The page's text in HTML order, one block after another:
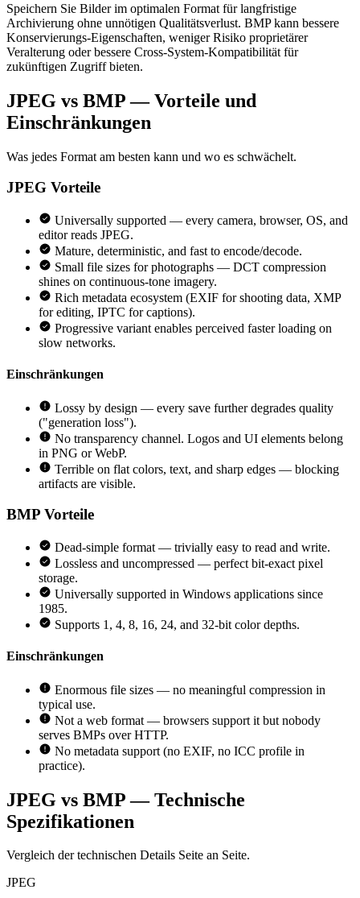
Speichern Sie Bilder im optimalen Format für langfristige
Archivierung ohne unnötigen Qualitätsverlust. BMP kann bessere
Konservierungs-Eigenschaften, weniger Risiko proprietärer
Veralterung oder bessere Cross-System-Kompatibilität für
zukünftigen Zugriff bieten.
JPEG vs BMP — Vorteile und
Einschränkungen
Was jedes Format am besten kann und wo es schwächelt.
JPEG Vorteile
Universally supported — every camera, browser, OS, and
editor reads JPEG.
Mature, deterministic, and fast to encode/decode.
Small file sizes for photographs — DCT compression
shines on continuous-tone imagery.
Rich metadata ecosystem (EXIF for shooting data, XMP
for editing, IPTC for captions).
Progressive variant enables perceived faster loading on
slow networks.
Einschränkungen
Lossy by design — every save further degrades quality
("generation loss").
No transparency channel. Logos and UI elements belong
in PNG or WebP.
Terrible on flat colors, text, and sharp edges — blocking
artifacts are visible.
BMP Vorteile
Dead-simple format — trivially easy to read and write.
Lossless and uncompressed — perfect bit-exact pixel
storage.
Universally supported in Windows applications since
1985.
Supports 1, 4, 8, 16, 24, and 32-bit color depths.
Einschränkungen
Enormous file sizes — no meaningful compression in
typical use.
Not a web format — browsers support it but nobody
serves BMPs over HTTP.
No metadata support (no EXIF, no ICC profile in
practice).
JPEG vs BMP — Technische
Spezifikationen
Vergleich der technischen Details Seite an Seite.
JPEG